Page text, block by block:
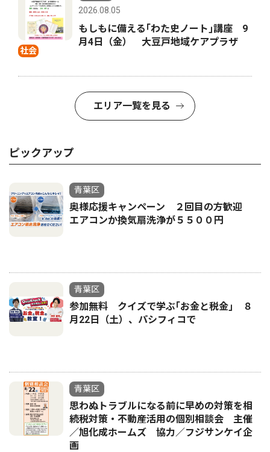
社会
2026.08.05
もしもに備える｢わた史ノート｣講座 9
月4日（金） 大豆戸地域ケアプラザ
エリア一覧を見る
ピックアップ
青葉区
奥様応援キャンペーン ２回目の方歓迎
エアコンか換気扇洗浄が５５００円
青葉区
参加無料 クイズで学ぶ｢お金と税金｣ ８
月22日（土）、パシフィコで
青葉区
思わぬトラブルになる前に早めの対策を相
続税対策・不動産活用の個別相談会 主催
／旭化成ホームズ 協力／フジサンケイ企
画